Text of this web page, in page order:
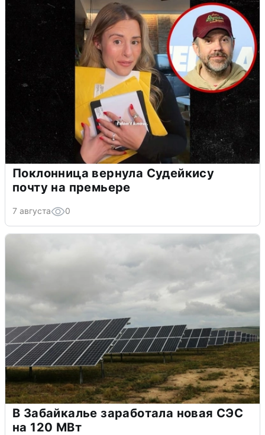
Поклонница вернула Судейкису
почту на премьере
7 августа 0
В Забайкалье заработала новая СЭС
на 120 МВт